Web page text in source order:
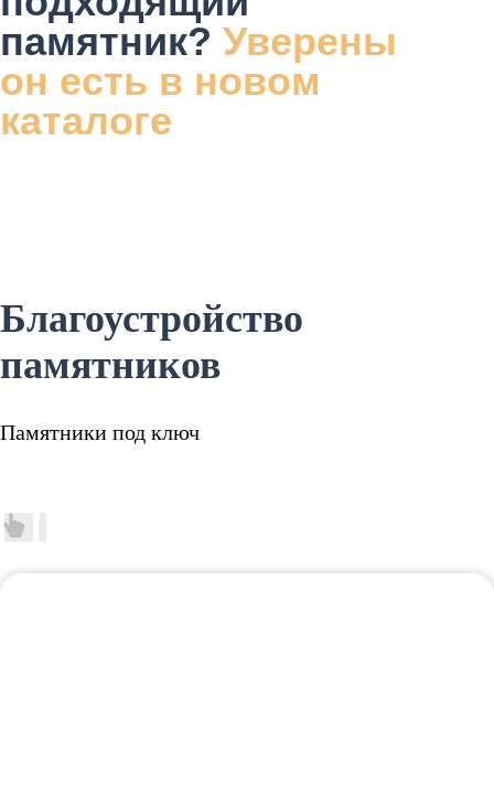
памятник? Уверены
он есть в новом
каталоге
Благоустройство
памятников
Памятники под ключ